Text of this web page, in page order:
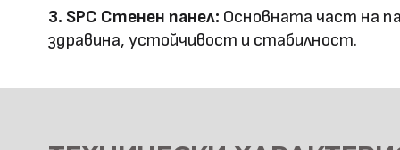
Оценка за
ефективност
Клас на горимост
Предимства водоустойчив &
3. SPC Стенен панел: Основната част на
здравина, устойчивост и стабилност.